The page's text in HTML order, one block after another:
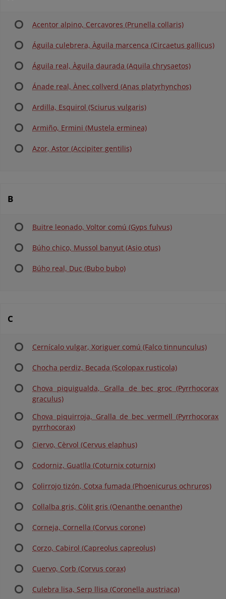
Acentor alpino, Cercavores (Prunella collaris)
Águila culebrera, Àguila marcenca (Circaetus gallicus)
Águila real, Àguila daurada (Aquila chrysaetos)
Ánade real, Ànec collverd (Anas platyrhynchos)
Ardilla, Esquirol (Sciurus vulgaris)
Armiño, Ermini (Mustela erminea)
Azor, Astor (Accipiter gentilis)
B
Buitre leonado, Voltor comú (Gyps fulvus)
Búho chico, Mussol banyut (Asio otus)
Búho real, Duc (Bubo bubo)
C
Cernícalo vulgar, Xoriguer comú (Falco tinnunculus)
Chocha perdiz, Becada (Scolopax rusticola)
Chova piquigualda, Gralla de bec groc (Pyrrhocorax
graculus)
Chova piquirroja, Gralla de bec vermell (Pyrrhocorax
pyrrhocorax)
Ciervo, Cèrvol (Cervus elaphus)
Codorniz, Guatlla (Coturnix coturnix)
Colirrojo tizón, Cotxa fumada (Phoenicurus ochruros)
Collalba gris, Còlit gris (Oenanthe oenanthe)
Corneja, Cornella (Corvus corone)
Corzo, Cabirol (Capreolus capreolus)
Cuervo, Corb (Corvus corax)
Culebra lisa, Serp llisa (Coronella austriaca)